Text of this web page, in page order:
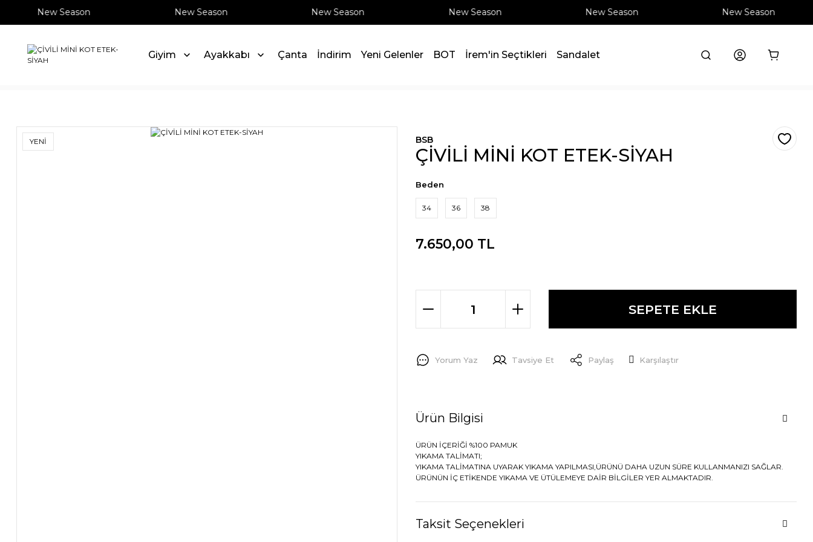
New Season New Season New Season New Season New Season New Season
Giyim Ayakkabı Çanta İndirim Yeni Gelenler BOT İrem'in Seçtikleri Sandalet
YENİ BSB
ÇİVİLİ MİNİ KOT ETEK-SİYAH
Beden
34 36 38
7.650,00 TL
SEPETE EKLE
Yorum Yaz Tavsiye Et Paylaş Karşılaştır
Ürün Bilgisi
ÜRÜN İÇERİĞİ %100 PAMUK
YIKAMA TALİMATI;
YIKAMA TALİMATINA UYARAK YIKAMA YAPILMASI,ÜRÜNÜ DAHA UZUN SÜRE KULLANMANIZI SAĞLAR.
ÜRÜNÜN İÇ ETİKENDE YIKAMA VE ÜTÜLEMEYE DAİR BİLGİLER YER ALMAKTADIR.
Taksit Seçenekleri